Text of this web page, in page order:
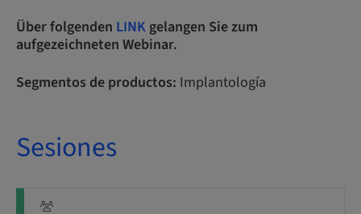
Über folgenden LINKgelangen Sie zum
aufgezeichneten Webinar.
Segmentos de productos: Implantología
Sesiones